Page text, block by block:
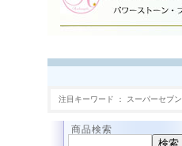
注目キーワード スーパーセブン
商品検索